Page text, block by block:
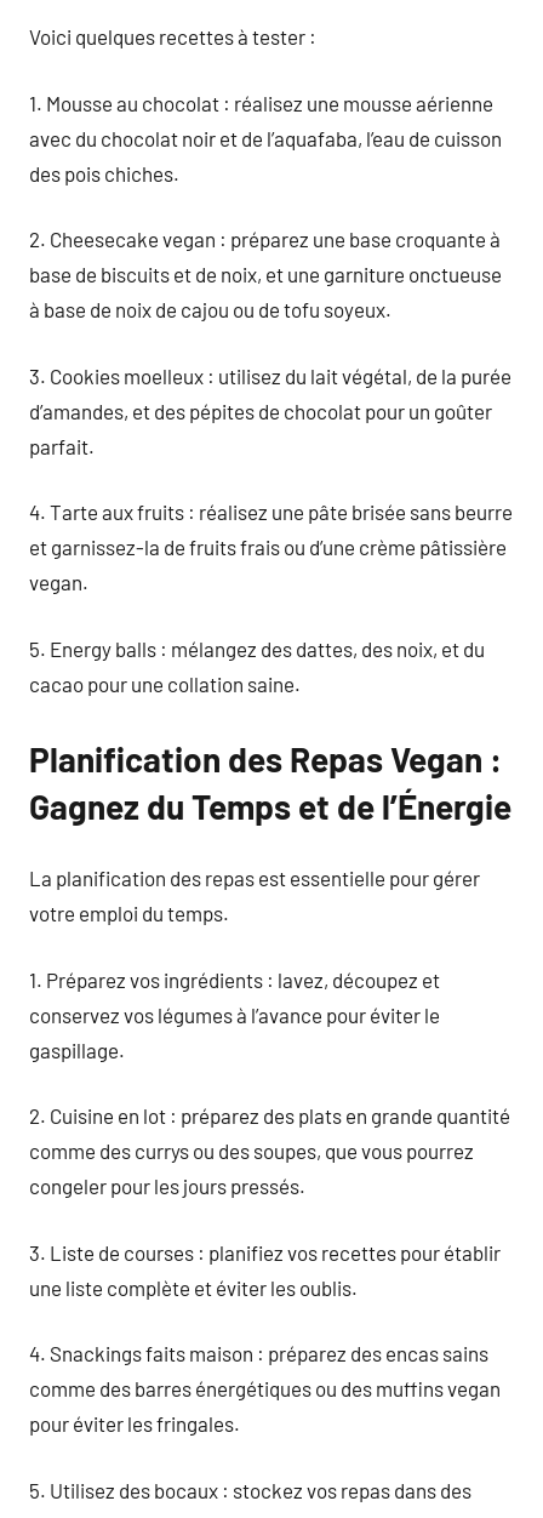
Voici quelques recettes à tester :
1. Mousse au chocolat : réalisez une mousse aérienne
avec du chocolat noir et de l’aquafaba, l’eau de cuisson
des pois chiches.
2. Cheesecake vegan : préparez une base croquante à
base de biscuits et de noix, et une garniture onctueuse
à base de noix de cajou ou de tofu soyeux.
3. Cookies moelleux : utilisez du lait végétal, de la purée
d’amandes, et des pépites de chocolat pour un goûter
parfait.
4. Tarte aux fruits : réalisez une pâte brisée sans beurre
et garnissez-la de fruits frais ou d’une crème pâtissière
vegan.
5. Energy balls : mélangez des dattes, des noix, et du
cacao pour une collation saine.
Planification des Repas Vegan :
Gagnez du Temps et de l’Énergie
La planification des repas est essentielle pour gérer
votre emploi du temps.
1. Préparez vos ingrédients : lavez, découpez et
conservez vos légumes à l’avance pour éviter le
gaspillage.
2. Cuisine en lot : préparez des plats en grande quantité
comme des currys ou des soupes, que vous pourrez
congeler pour les jours pressés.
3. Liste de courses : planifiez vos recettes pour établir
une liste complète et éviter les oublis.
4. Snackings faits maison : préparez des encas sains
comme des barres énergétiques ou des muffins vegan
pour éviter les fringales.
5. Utilisez des bocaux : stockez vos repas dans des